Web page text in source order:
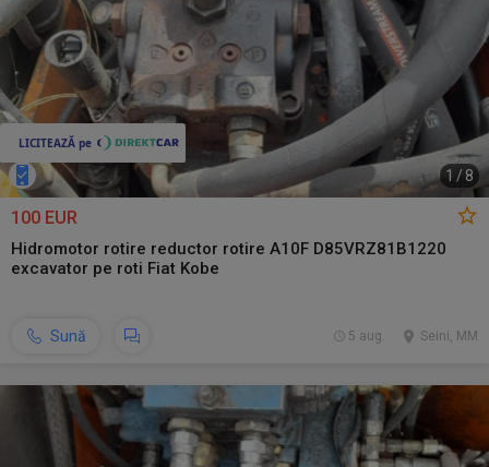
1 /8
100 EUR
Hidromotor rotire reductor rotire A10F D85VRZ81B1220
excavator pe roti Fiat Kobe
Sună Seini, MM
5 aug.